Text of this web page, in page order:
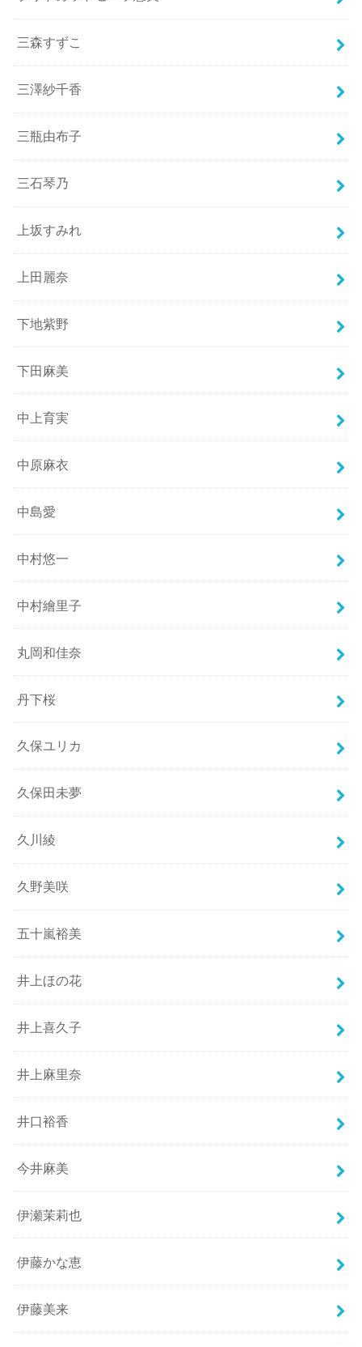
三森すずこ
三澤紗千香
三瓶由布子
三石琴乃
上坂すみれ
上田麗奈
下地紫野
下田麻美
中上育実
中原麻衣
中島愛
中村悠一
中村繪里子
丸岡和佳奈
丹下桜
久保ユリカ
久保田未夢
久川綾
久野美咲
五十嵐裕美
井上ほの花
井上喜久子
井上麻里奈
井口裕香
今井麻美
伊瀬茉莉也
伊藤かな恵
伊藤美来